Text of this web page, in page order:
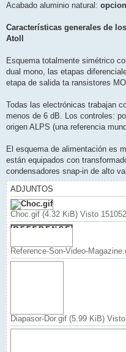
Acabado aluminio natural:
Características generales de
Atoll
Esquema totalmente simétrico
dual mono, las etapas
etapa de salida ta ransistores
Todas las electrónicas trabajan
menos de 6 dB. Los controles:
origen ALPS (una referencia
El esquema de alimentación es
están equipados con
condensadores snap-in de alto
ADJUNTOS
Choc.gif (4.32 KiB) Visto
Reference-Son-Video-
Diapasor-Dor.gif (5.99 KiB)